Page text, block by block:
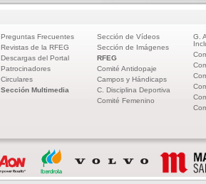
Preguntas Frecuentes
Revistas de la RFEG
Descargas del Portal
Patrocinadores
Circulares
Sección Multimedia
Sección de Vídeos
Sección de Imágenes
RFEG
Comité Antidopaje
Campos y Hándicaps
C. Disciplina Deportiva
Comité Femenino
G.